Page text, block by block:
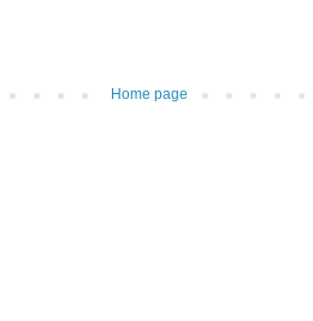
Home page